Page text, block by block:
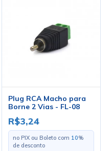
Plug RCA Macho para
Borne 2 Vias - FL-08
R$3,24
no PIX ou Boleto com 10%
de desconto